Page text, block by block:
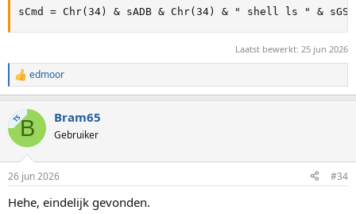
sCmd = Chr(34) & sADB & Chr(34) & " shell ls " &
Laatst bewerkt: 25 jun 2026
W
a
r
d
e
n
e
edmoor
TSB Bram65
Gebruiker
26 jun 2026 #34
Hehe, eindelijk gevonden.